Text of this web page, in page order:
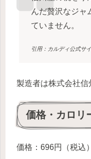
んだ贅沢なジャ
ていません。
引用：カルディ公式サ
製造者は株式会社信
価格・カロリ
価格：696円（税込）